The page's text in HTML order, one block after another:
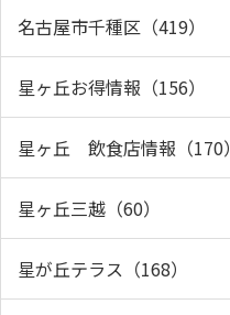
名古屋市千種区（419）
星ヶ丘お得情報（156）
星ヶ丘 飲食店情報（170）
星ヶ丘三越（60）
星が丘テラス（168）